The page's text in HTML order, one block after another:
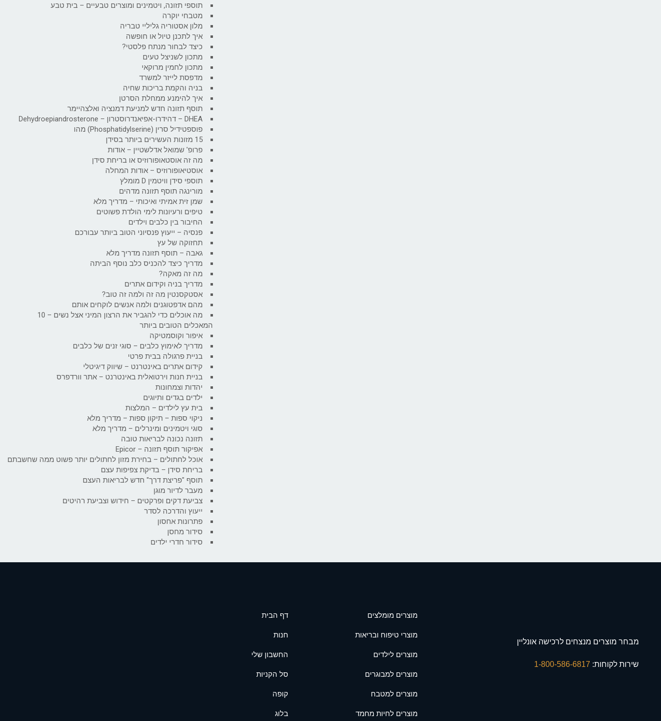
תוספי תזונה, ויטמינים ומוצרים טבעיים – בית טבע
מטבחי יוקרה
מלון אסטוריה גליליי טבריה
איך לתכנן טיול או חופשה
כיצד לבחור מנתח פלסטי?
מתכון לשניצל טעים
מתכון לחמין מרוקאי
מדפסת לייזר למשרד
בניה והקמת בריכות שחיה
איך להימנע ממחלת הסרטן
תוסף תזונה חדש למניעת דמנציה ואלצהיימר
DHEA – דהידרו-אפיאנדרוסטרון – Dehydroepiandrosterone
פוספטידיל סרין (Phosphatidylserine) מהו
15 מזונות העשירים ביותר בסידן
פרופ' שמואל אדלשטיין – אודות
מה זה אוסטאופורוזיס או בריחת סידן
אוסטיאופורוזיס – אודות המחלה
תוספי סידן וויטמין D מומלץ
מורינגה תוסף תזונה מדהים
שמן זית אמיתי ואיכותי – מדריך מלא
טיפים ורעיונות לימי הולדת פשוטים
החיבור בין כלבים וילדים
פנסיה – ייעוץ פנסיוני הטוב ביותר עבורכם
תחזוקה של עץ
גאבה – תוסף תזונה מדריך מלא
מדריך כיצד להכניס כלב נוסף הביתה
מה זה מאקה?
מדריך בניה וקידום אתרים
אסטקסנטין מה זה ולמה זה טוב?
מהם אדפטוגנים ולמה אנשים לוקחים אותם
מה אוכלים כדי להגביר את הרצון המיני אצל נשים – 10
המאכלים הטובים ביותר
איפור וקוסמטיקה
מדריך לאימוץ כלבים – סוגי זנים של כלבים
בניית פרגולה בבית פרטי
קידום אתרים באינטרנט – שיווק דיגיטלי
בניית חנות וירטואלית באינטרנט – אתר וורדפרס
יהדות וצמחונות
ילדים בגדים ותיוגים
בית עץ לילדים – המלצות
ניקוי ספות – תיקון ספות – מדריך מלא
סוגי ויטמינים ומינרלים – מדריך מלא
תזונה נכונה לבריאות טובה
אפיקור תוסף תזונה – Epicor
אוכל לחתולים – בחירת מזון לחתולים יותר פשוט ממה שחשבתם
בריחת סידן – בדיקת צפיפות עצם
תוסף "פריצת דרך" חדש לבריאות העצם
מעבר לדיור מוגן
צביעת דקים ופרקטים – חידוש וצביעת רהיטים
ייעוץ והדרכה לסדר
פתרונות אחסון
סידור מחסן
סידור חדרי ילדים
מבחר מוצרים מנצחים לרכישה אונליין
שירות לקוחות:
מוצרים מומלצים
מוצרי טיפוח ובריאות
מוצרים לילדים
מוצרים למבוגרים
מוצרים למטבח
מוצרים לחיות מחמד
דף הבית
חנות
החשבון שלי
סל הקניות
קופה
בלוג